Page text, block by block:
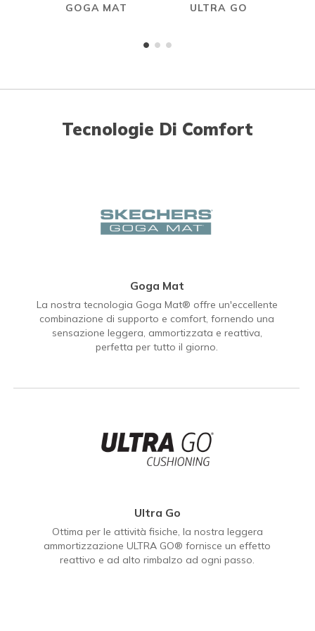
GOGA MAT
ULTRA GO
Tecnologie Di Comfort
Goga Mat
La nostra tecnologia Goga Mat® offre un'eccellente
combinazione di supporto e comfort, fornendo una
sensazione leggera, ammortizzata e reattiva,
perfetta per tutto il giorno.
Ultra Go
Ottima per le attività fisiche, la nostra leggera
ammortizzazione ULTRA GO® fornisce un effetto
reattivo e ad alto rimbalzo ad ogni passo.